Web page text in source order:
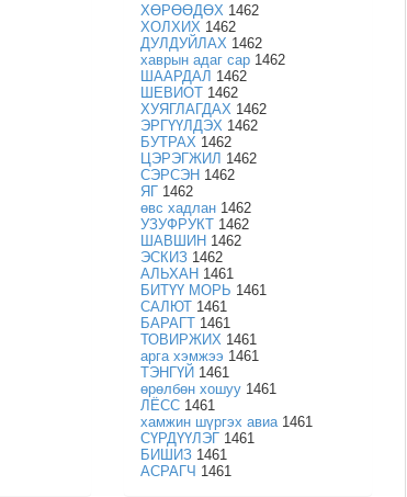
ХӨРӨӨДӨХ 1462
ХОЛХИХ 1462
ДУЛДУЙЛАХ 1462
хаврын адаг сар1462
ШААРДАЛ 1462
ШЕВИОТ1462
ХУЯГЛАГДАХ 1462
ЭРГҮҮЛДЭХ 1462
БУТРАХ 1462
ЦЭРЭГЖИЛ 1462
СЭРСЭН 1462
ЯГ1462
өвс хадлан1462
УЗУФРУКТ1462
ШАВШИН 1462
ЭСКИЗ1462
АЛЬХАН 1461
БИТҮҮ МОРЬ 1461
САЛЮТ1461
БАРАГТ1461
ТОВИРЖИХ 1461
арга хэмжээ 1461
ТЭНГҮЙ 1461
өрөлбөн хошуу1461
ЛЁСС1461
хамжин шүргэх авиа1461
СҮРДҮҮЛЭГ1461
БИШИЗ1461
АСРАГЧ 1461